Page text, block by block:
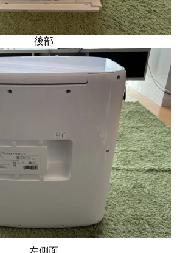
後部
左側面